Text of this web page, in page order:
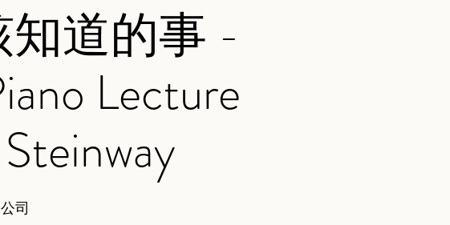
道的事 -
Lecture
司